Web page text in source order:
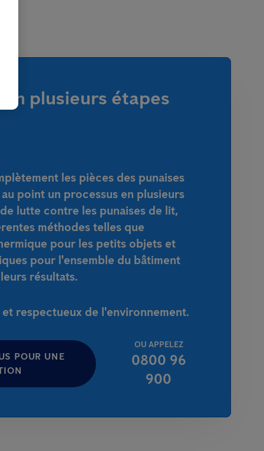
plusieurs étapes
les pièces des punaises
point un processus en plusieurs
lutte contre les punaises de lit,
méthodes telles que
pour les petits objets et
pour l'ensemble du bâtiment
résultats.
respectueux de l'environnement.
POUR UNE
OU APPELEZ
0800 96
900